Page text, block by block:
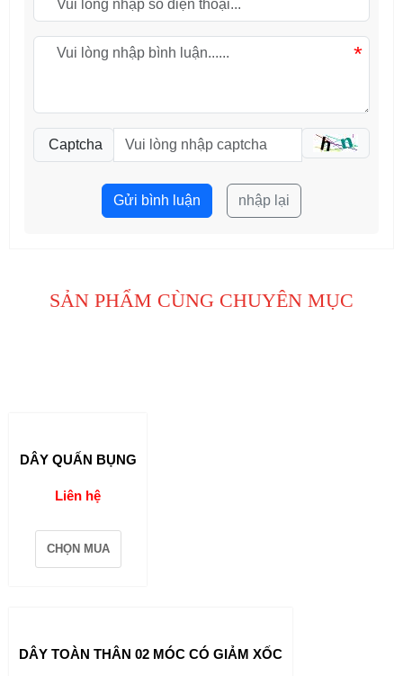
*
Captcha
Gửi bình luận nhập lại
SẢN PHẨM CÙNG CHUYÊN MỤC
DÂY QUẤN BỤNG
Liên hệ
CHỌN MUA
DÂY TOÀN THÂN 02 MÓC CÓ GIẢM XỐC